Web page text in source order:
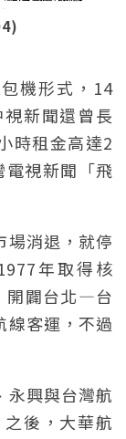
機形式，14
新聞還曾長
時租金高達2
視新聞「飛
場消退，就停
年取得核
開闢台北—台
線客運，不過
永興與台灣航
後，大華航